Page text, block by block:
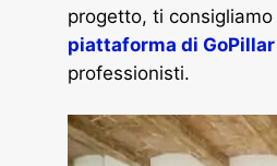
progetto, ti
piattaforma di
professionisti.